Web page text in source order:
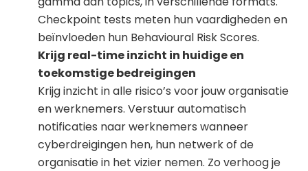
Checkpoint tests meten hun vaardigheden en
beïnvloeden hun Behavioural Risk Scores.
Krijg real-time inzicht in huidige en
toekomstige bedreigingen
Krijg inzicht in alle risico’s voor jouw organisatie
en werknemers. Verstuur automatisch
notificaties naar werknemers wanneer
cyberdreigingen hen, hun netwerk of de
organisatie in het vizier nemen. Zo verhoog je